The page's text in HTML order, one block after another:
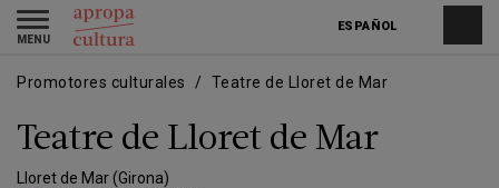
Pasar
contenido
Skip
main
ESPAÑOL
Toggle
navigation
Promotores culturales Teatre de Lloret de Mar
Teatre de Lloret de Mar
Lloret de Mar (Girona)